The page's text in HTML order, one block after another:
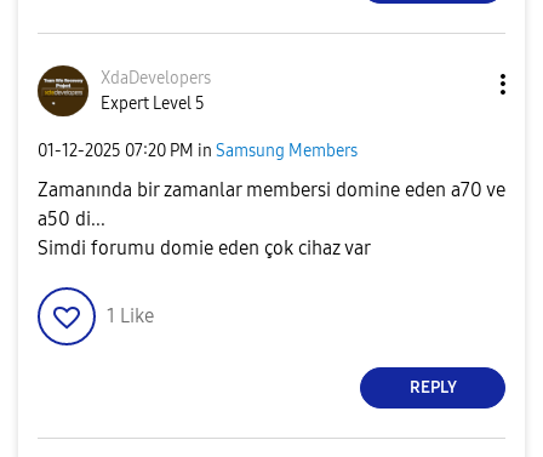
XdaDevelopers
Expert Level 5
‎01-12-2025 07:20 PM in Samsung Members
Zamanında bir zamanlar membersi domine eden a70 ve
a50 di...
Simdi forumu domie eden çok cihaz var
1 Like
REPLY